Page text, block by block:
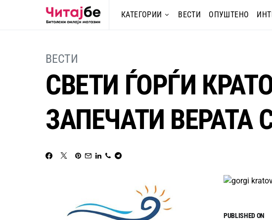
КАТЕГОРИИ ВЕСТИ ОПУШТЕНО
ВЕСТИ
СВЕТИ ЃОРЃИ
ЗАПЕЧАТИ ВЕРАТА
PUBLISHED ON